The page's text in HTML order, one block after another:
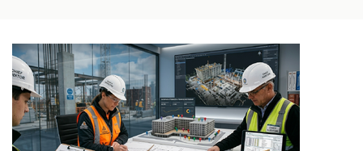
качества строительства, подготовки к реконструкции,
оценки рисков и судебных разбирательств.
Результатом является официальное техническое
заключение, имеющее юридическую силу.